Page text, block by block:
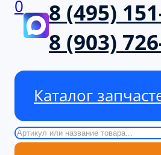
0
8 (495)
8 (903)
Каталог
Поиск